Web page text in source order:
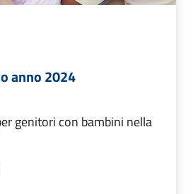
anno 2024
genitori con bambini nella